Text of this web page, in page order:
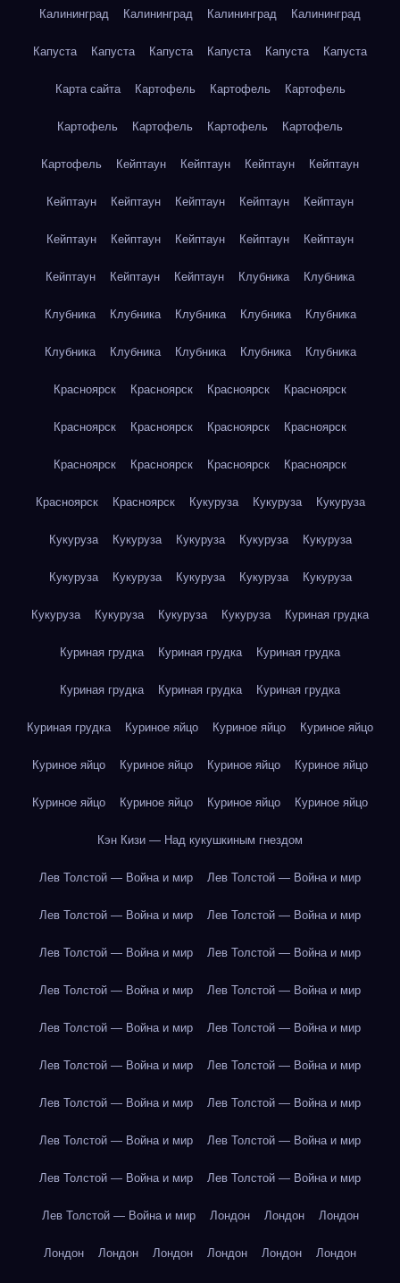
Калининград Калининград Калининград Калининград
Капуста Капуста Капуста Капуста Капуста Капуста
Карта сайта Картофель Картофель Картофель
Картофель Картофель Картофель Картофель
Картофель Кейптаун Кейптаун Кейптаун Кейптаун
Кейптаун Кейптаун Кейптаун Кейптаун Кейптаун
Кейптаун Кейптаун Кейптаун Кейптаун Кейптаун
Кейптаун Кейптаун Кейптаун Клубника Клубника
Клубника Клубника Клубника Клубника Клубника
Клубника Клубника Клубника Клубника Клубника
Красноярск Красноярск Красноярск Красноярск
Красноярск Красноярск Красноярск Красноярск
Красноярск Красноярск Красноярск Красноярск
Красноярск Красноярск Кукуруза Кукуруза Кукуруза
Кукуруза Кукуруза Кукуруза Кукуруза Кукуруза
Кукуруза Кукуруза Кукуруза Кукуруза Кукуруза
Кукуруза Кукуруза Кукуруза Кукуруза Куриная грудка
Куриная грудка Куриная грудка Куриная грудка
Куриная грудка Куриная грудка Куриная грудка
Куриная грудка Куриное яйцо Куриное яйцо Куриное яйцо
Куриное яйцо Куриное яйцо Куриное яйцо Куриное яйцо
Куриное яйцо Куриное яйцо Куриное яйцо Куриное яйцо
Кэн Кизи — Над кукушкиным гнездом
Лев Толстой — Война и мир Лев Толстой — Война и мир
Лев Толстой — Война и мир Лев Толстой — Война и мир
Лев Толстой — Война и мир Лев Толстой — Война и мир
Лев Толстой — Война и мир Лев Толстой — Война и мир
Лев Толстой — Война и мир Лев Толстой — Война и мир
Лев Толстой — Война и мир Лев Толстой — Война и мир
Лев Толстой — Война и мир Лев Толстой — Война и мир
Лев Толстой — Война и мир Лев Толстой — Война и мир
Лев Толстой — Война и мир Лев Толстой — Война и мир
Лев Толстой — Война и мир Лондон Лондон Лондон
Лондон Лондон Лондон Лондон Лондон Лондон